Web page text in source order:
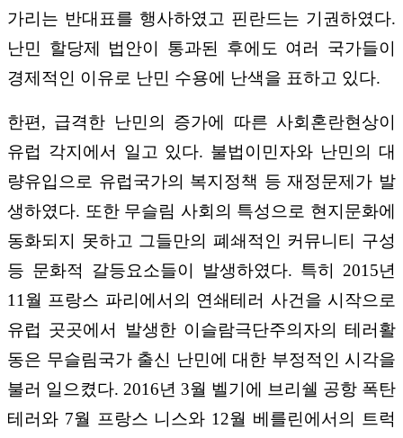
가리는 반대표를 행사하였고 핀란드는 기권하였다.
난민 할당제 법안이 통과된 후에도 여러 국가들이
경제적인 이유로 난민 수용에 난색을 표하고 있다.
한편, 급격한 난민의 증가에 따른 사회혼란현상이
유럽 각지에서 일고 있다. 불법이민자와 난민의 대
량유입으로 유럽국가의 복지정책 등 재정문제가 발
생하였다. 또한 무슬림 사회의 특성으로 현지문화에
동화되지 못하고 그들만의 폐쇄적인 커뮤니티 구성
등 문화적 갈등요소들이 발생하였다. 특히 2015년
11월 프랑스 파리에서의 연쇄테러 사건을 시작으로
유럽 곳곳에서 발생한 이슬람극단주의자의 테러활
동은 무슬림국가 출신 난민에 대한 부정적인 시각을
불러 일으켰다. 2016년 3월 벨기에 브리쉘 공항 폭탄
테러와 7월 프랑스 니스와 12월 베를린에서의 트럭